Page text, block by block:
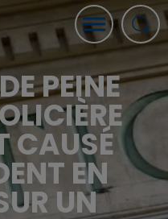
PEINE
CAUSÉ
EN
UN